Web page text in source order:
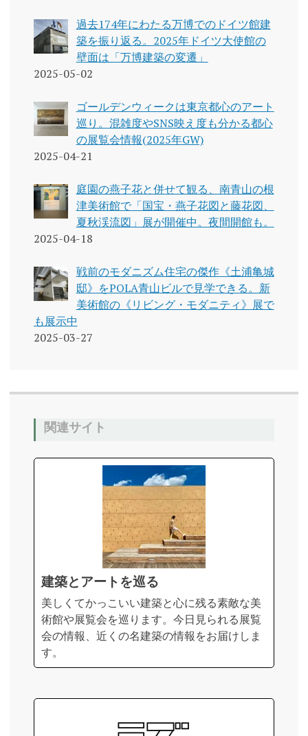
過去174年にわたる万博でのドイツ館建
築を振り返る。2025年ドイツ大使館の
壁面は「万博建築の変遷」
2025-05-02
ゴールデンウィークは東京都心のアート
巡り。混雑度やSNS映え度も分かる都心
の展覧会情報(2025年GW)
2025-04-21
庭園の燕子花と併せて観る、南青山の根
津美術館で「国宝・燕子花図と藤花図、
夏秋渓流図」展が開催中。夜間開館も。
2025-04-18
戦前のモダニズム住宅の傑作《土浦亀城
邸》をPOLA青山ビルで見学できる。新
美術館の《リビング・モダニティ》展で
も展示中
2025-03-27
関連サイト
建築とアートを巡る
美しくてかっこいい建築と心に残る素敵な美
術館や展覧会を巡ります。今日見られる展覧
会の情報、近くの名建築の情報をお届けしま
す。